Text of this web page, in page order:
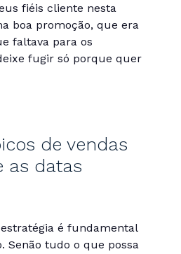
fiéis cliente nesta
boa promoção, que era
faltava para os
fugir só porque quer
de vendas
as datas
é fundamental
Senão tudo o que possa